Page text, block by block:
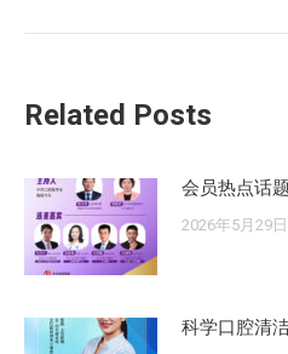
Related Posts
会员热点话
2026年5月29日
科学口腔清